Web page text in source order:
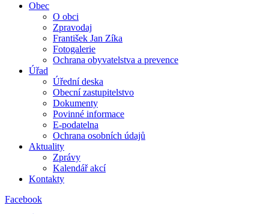
Obec
O obci
Zpravodaj
František Jan Zíka
Fotogalerie
Ochrana obyvatelstva a prevence
Úřad
Úřední deska
Obecní zastupitelstvo
Dokumenty
Povinné informace
E-podatelna
Ochrana osobních údajů
Aktuality
Zprávy
Kalendář akcí
Kontakty
Facebook